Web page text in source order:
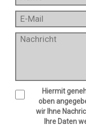
Hiermit
oben
wir Ihne
Ihre Daten